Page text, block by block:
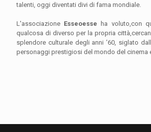
talenti, oggi diventati divi di fama mondiale.
L'associazione Esseoesse ha voluto,con
qualcosa di diverso per la propria
splendore culturale degli anni ’60, siglato
personaggi prestigiosi del mondo del cinema